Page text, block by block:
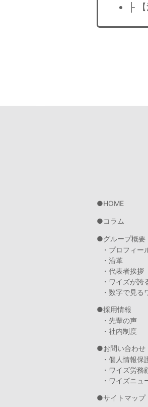
├
HOME
コラム
グループ概要
・プロフィー
・沿革
・代表者挨拶
・ワイズが誇
・数字で見る
採用情報
・先輩の声
・社内制度
お問い合わせ
・個人情報保
・ワイズ労務
・ワイズニュ
サイトマップ